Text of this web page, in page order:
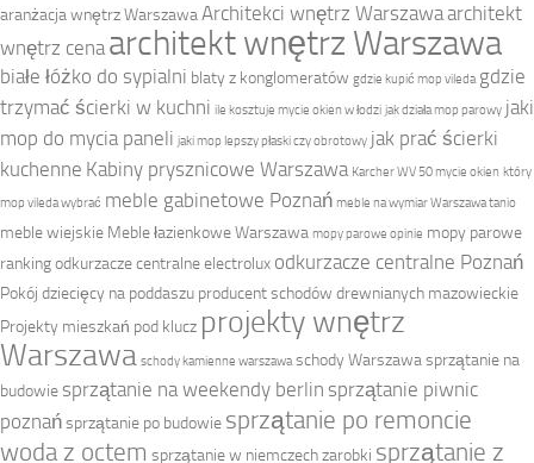
aranżacja wnętrz WarszawaArchitekci wnętrz Warszawaarchitekt
wnętrz cena architekt wnętrz Warszawa
białe łóżko do sypialni blaty z konglomeratów gdzie kupić mop vileda gdzie
trzymać ścierki w kuchni ile kosztuje mycie okien w łodzi jak działa mop parowy jaki
mop do mycia paneli jaki mop lepszy płaski czy obrotowy jak prać ścierki
kuchenne Kabiny prysznicowe Warszawa Karcher WV 50 mycie okien który
mop vileda wybrać meble gabinetowe Poznań meble na wymiar Warszawa tanio
meble wiejskie Meble łazienkowe Warszawa mopy parowe opinie mopy parowe
rankingodkurzacze centralne electrolux odkurzacze centralne Poznań
Pokój dziecięcy na poddaszu producent schodów drewnianych mazowieckie
Projekty mieszkań pod klucz projekty wnętrz
Warszawa schody kamienne warszawa schody Warszawasprzątanie na
budowie sprzątanie na weekendy berlin sprzątanie piwnic
poznańsprzątanie po budowie sprzątanie po remoncie
woda z octem sprzątanie w niemczech zarobki sprzątanie z